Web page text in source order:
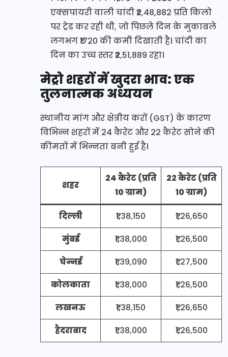
एक्सपायरी वाली चांदी ₹2,48,882 प्रति किलो
पर ट्रेड कर रही थी, जो पिछले दिन के मुकाबले
लगभग ₹1720 की कमी दिखाती है। चांदी का
दिन का उच्च स्तर ₹2,51,889 रहा।
मेट्रो शहरों में खुदरा भाव: एक
तुलनात्मक अध्ययन
स्थानीय मांग और क्षेत्रीय करों (GST) के कारण
विभिन्न शहरों में 24 कैरेट और 22 कैरेट सोने की
कीमतों में भिन्नता बनी हुई है।
शहर
24 कैरेट (प्रति
10 ग्राम)
22 कैरेट (प्रति
10 ग्राम)
दिल्ली ₹1,38,150
₹1,26,650
मुंबई
₹1,38,000
₹1,26,500
चेन्नई
₹1,39,090
₹1,27,500
कोलकाता
₹1,38,000
₹1,26,500
लखनऊ
₹1,38,150
₹1,26,650
हैदराबाद
₹1,38,000 ₹1,26,500